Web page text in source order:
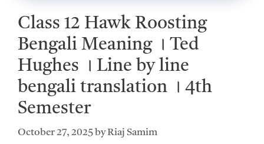
Class 12 Hawk Roosting
Bengali Meaning । Ted
Hughes । Line by line
bengali translation । 4th
Semester
October 27, 2025 byRiaj Samim